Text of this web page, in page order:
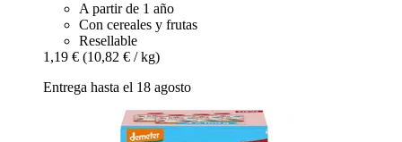
A partir de 1 año
Con cereales y frutas
Resellable
1,19 € (10,82 € / kg)
Entrega hasta el 18 agosto